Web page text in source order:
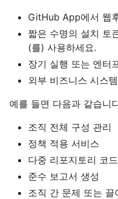
GitHub App에서 웹
짧은 수명의 설치 토
(를) 사용하세요.
장기 실행 또는 엔터
외부 비즈니스 시스
예를 들면 다음과 같습니
조직 전체 구성 관리
정책 적용 서비스
다중 리포지토리 코
준수 보고서 생성
조직 간 문제 또는 끌